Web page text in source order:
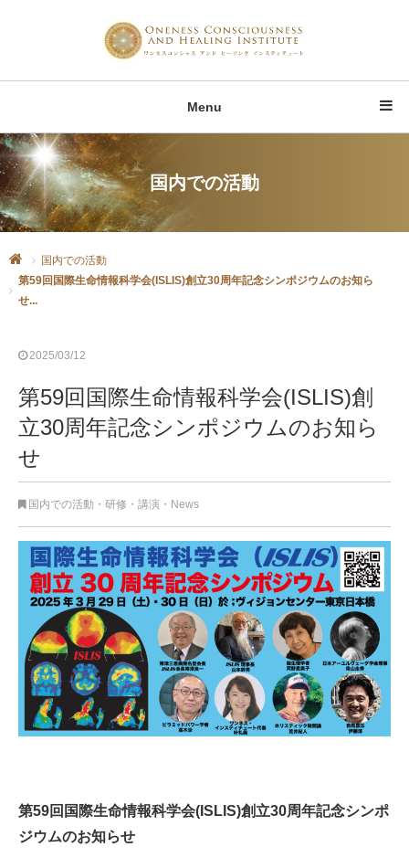
Menu
国内での活動
国内での活動
第59回国際生命情報科学会(ISLIS)創立30周年記念シンポジウムのお知ら
せ...
2025/03/12
第59回国際生命情報科学会(ISLIS)創
立30周年記念シンポジウムのお知ら
せ
国内での活動 ・研修・講演 ・ News
第59回国際生命情報科学会(ISLIS)創立30周年記念シンポ
ジウムのお知らせ